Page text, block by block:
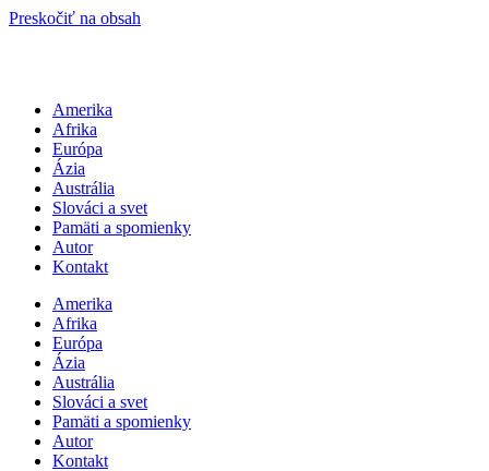
Preskočiť na obsah
Amerika
Afrika
Európa
Ázia
Austrália
Slováci a svet
Pamäti a spomienky
Autor
Kontakt
Amerika
Afrika
Európa
Ázia
Austrália
Slováci a svet
Pamäti a spomienky
Autor
Kontakt